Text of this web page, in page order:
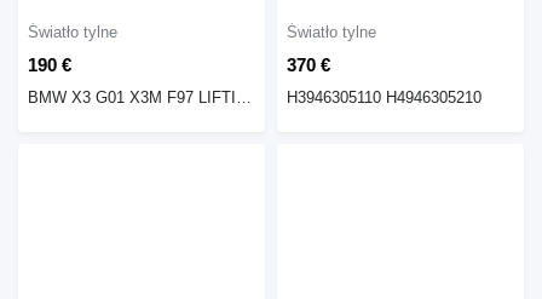
H3946305110 BMW do
G01 X3M F97
190 €
Światło tylne
BMW X3 G01 X3M F97 LIFTING LAMPA TYLNA TYŁ LEWA LCI H3946305110
H3946305110 do
X3M F97
370 €
Światło tylne
H3946305110 H4946305210